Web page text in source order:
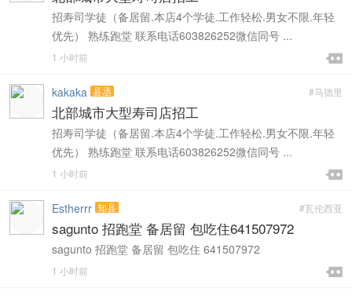
招寿司学徒（备居留.本店4个学徒.工作轻松.男女不限.年轻
优先） 熟练跑堂 联系电话603826252微信同号 ...

1 小时前 
#马德里
kakaka 县丞
北部城市大型寿司店招工
招寿司学徒（备居留.本店4个学徒.工作轻松.男女不限.年轻
优先） 熟练跑堂 联系电话603826252微信同号 ...

1 小时前 
#瓦伦西亚
Estherrr 知县
sagunto 招跑堂 备居留 包吃住641507972
sagunto 招跑堂 备居留 包吃住 641507972

1 小时前 